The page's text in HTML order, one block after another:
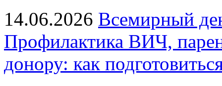
14.06.2026 Всемирный
Профилактика ВИЧ,
донору: как